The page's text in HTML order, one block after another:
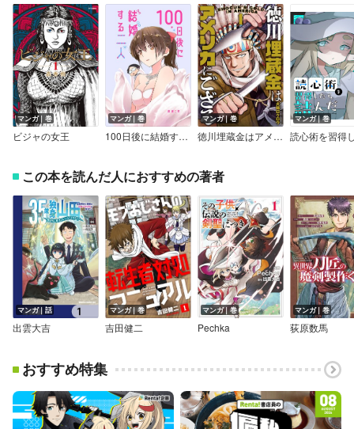
マンガ｜巻
ビジャの女王
マンガ｜巻
100日後に結婚する二人
マンガ｜巻
徳川埋蔵金はアメリカにござる
マンガ｜巻
この本を読んだ人におすすめの著者
マンガ｜話
出雲大吉
マンガ｜巻
吉田健二
マンガ｜巻
Pechka
マンガ｜巻
荻原数馬
おすすめ特集